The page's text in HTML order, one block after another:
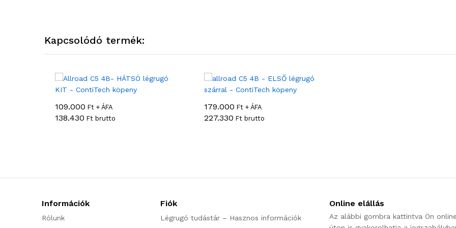
Kapcsolódó termék:
109.000 Ft + ÁFA
138.430 Ft brutto
179.000 Ft + ÁFA
227.330 Ft brutto
Információk
Rólunk
Fiók
Légrugó tudástár – Hasznos információk
Online elállás
Az alábbi gombra kattintva Ön